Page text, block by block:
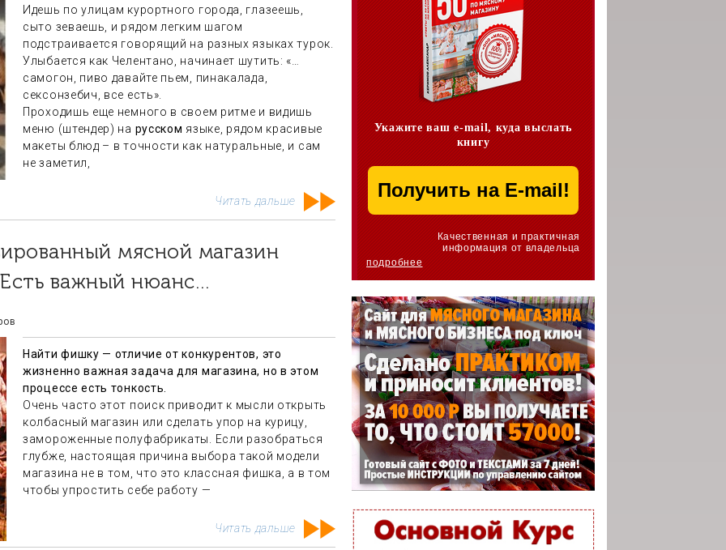
Идешь по улицам курортного города, глазеешь,
сыто зеваешь, и рядом легким шагом
подстраивается говорящий на разных языках турок.
Улыбается как Челентано, начинает шутить: «…
самогон, пиво давайте пьем, пинакалада,
сексонзебич, все есть».
Проходишь еще немного в своем ритме и видишь
меню (штендер) на русском языке, рядом красивые
макеты блюд – в точности как натуральные, и сам
не заметил,
Читать дальше
важный нюанс…
Найти фишку — отличие от конкурентов, это
жизненно важная задача для магазина, но в этом
процессе есть тонкость.
Очень часто этот поиск приводит к мысли открыть
колбасный магазин или сделать упор на курицу,
замороженные полуфабрикаты. Если разобраться
глубже, настоящая причина выбора такой модели
магазина не в том, что это классная фишка, а в том
чтобы упростить себе работу —
Читать дальше
Укажите ваш e-mail, куда выслать
книгу
Качественная и практичная
информация от владельца
подробнее